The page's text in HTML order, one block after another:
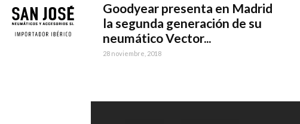
Goodyear presenta en Madrid
la segunda generación de su
neumático Vector...
28 noviembre, 2018